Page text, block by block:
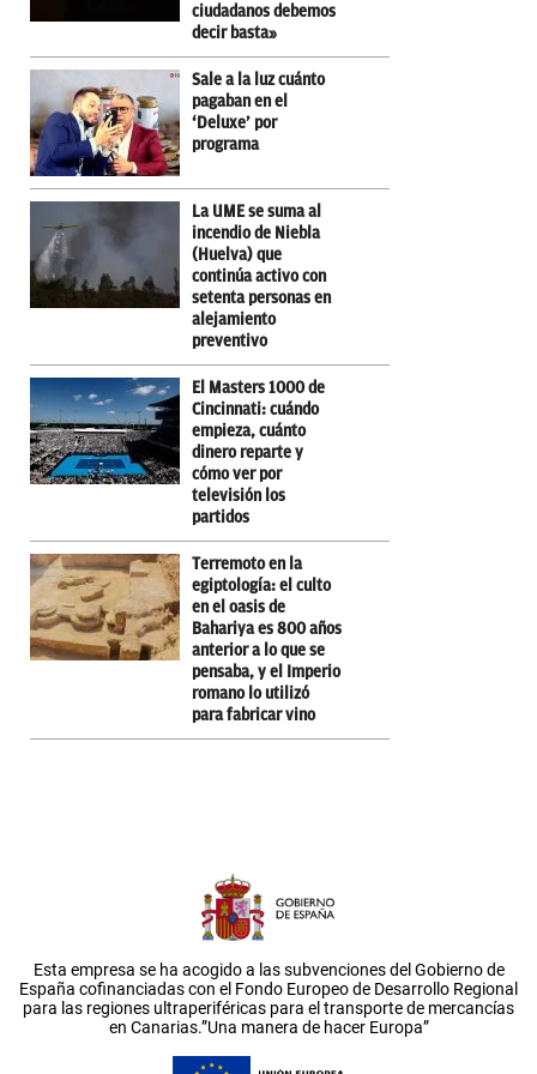
ciudadanos debemos
decir basta»
Sale a la luz cuánto
pagaban en el
‘Deluxe’ por
programa
La UME se suma al
incendio de Niebla
(Huelva) que
continúa activo con
setenta personas en
alejamiento
preventivo
El Masters 1000 de
Cincinnati: cuándo
empieza, cuánto
dinero reparte y
cómo ver por
televisión los
partidos
Terremoto en la
egiptología: el culto
en el oasis de
Bahariya es 800 años
anterior a lo que se
pensaba, y el Imperio
romano lo utilizó
para fabricar vino
Esta empresa se ha acogido a las subvenciones del Gobierno de
España cofinanciadas con el Fondo Europeo de Desarrollo Regional
para las regiones ultraperiféricas para el transporte de mercancías
en Canarias.”Una manera de hacer Europa”